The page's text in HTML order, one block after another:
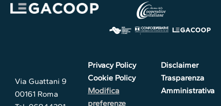
Via Guattani 9
00161 Roma
Privacy Policy
Cookie Policy
Modifica
preferenze
Disclaimer
Trasparenza
Amministrativa